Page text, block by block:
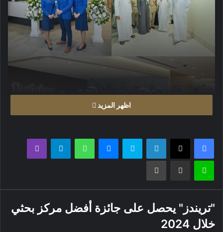
المصدر : رؤية الإمارات
اظهر المزيد
فيسبوك X لينكدإن سكايب ماسنجر واتساب تيلقرام ڤايبر
لاين مشاركة عبر البريد طباعة
"تريندز" يحصل على جائزة أفضل مركز بحثي
خلال 2024